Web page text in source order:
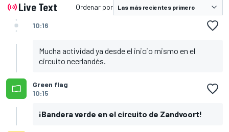
Live Text Ordenar por
10:16
Mucha actividad ya desde el inicio mismo en el
circuito neerlandés.
Green flag
10:15
¡Bandera verde en el circuito de Zandvoort!